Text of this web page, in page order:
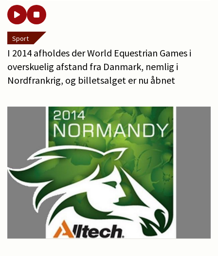
Sport
I 2014 afholdes der World Equestrian Games i
overskuelig afstand fra Danmark, nemlig i
Nordfrankrig, og billetsalget er nu åbnet